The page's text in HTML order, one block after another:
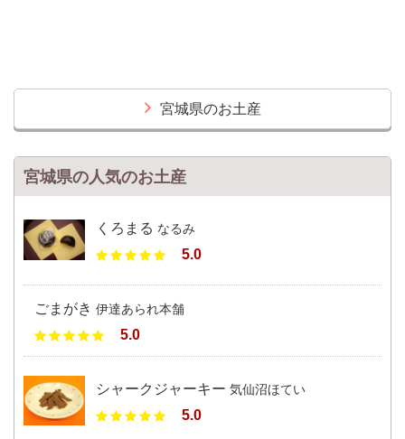
宮城県のお土産
宮城県の人気のお土産
くろまる なるみ
5.0
ごまがき 伊達あられ本舗
5.0
シャークジャーキー 気仙沼ほてい
5.0